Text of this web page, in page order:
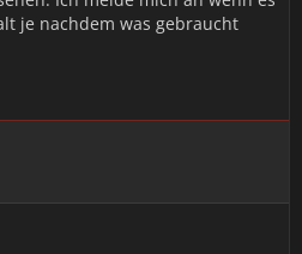
je nachdem was gebraucht